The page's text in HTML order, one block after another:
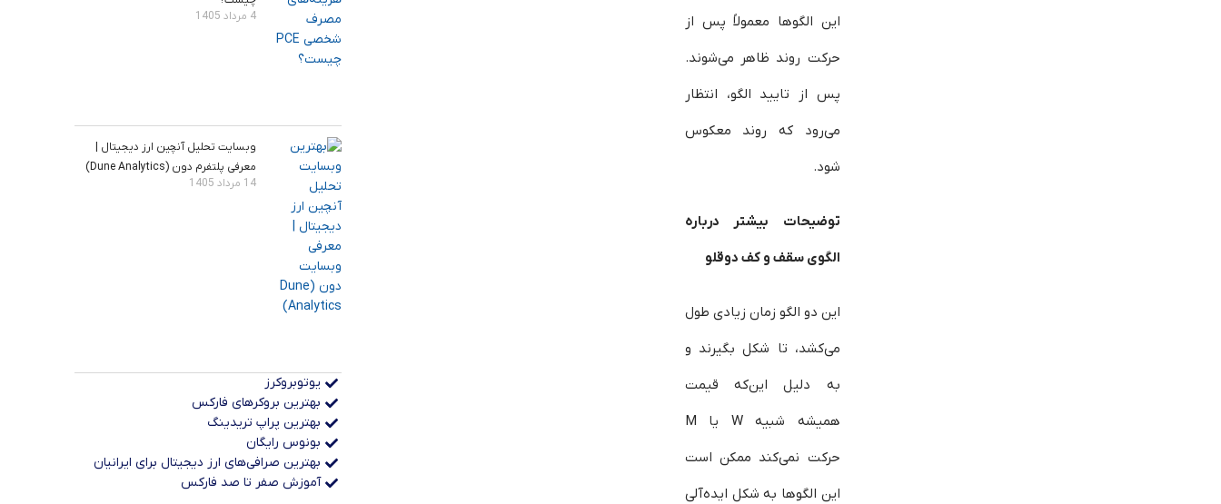
این الگوها معمولاً پس از
حرکت روند ظاهر می‌شوند.
پس از تایید الگو، انتظار
می‌رود که روند معکوس
شود.
توضیحات بیشتر درباره
الگوی سقف و کف دوقلو
این دو الگو زمان زیادی طول
می‌کشد، تا شکل بگیرند و
به دلیل این‌که قیمت
همیشه شبیه W یا M
حرکت نمی‌کند ممکن است
این الگوها به شکل ایده‌آلی
4 مرداد 1405
وبسایت تحلیل آنچین ارز دیجیتال |
معرفی پلتفرم دون (Dune Analytics)
14 مرداد 1405
یوتوبروکرز
بهترین بروکرهای فارکس
بهترین پراپ‌ تریدینگ
بونوس رایگان
بهترین صرافی‌های ارز دیجیتال برای ایرانیان
آموزش صفر تا صد فارکس